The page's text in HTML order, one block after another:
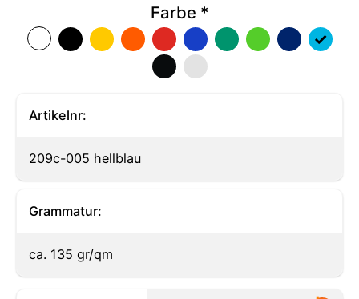
Farbe *
Artikelnr:
209c-005 hellblau
Grammatur:
ca. 135 gr/qm